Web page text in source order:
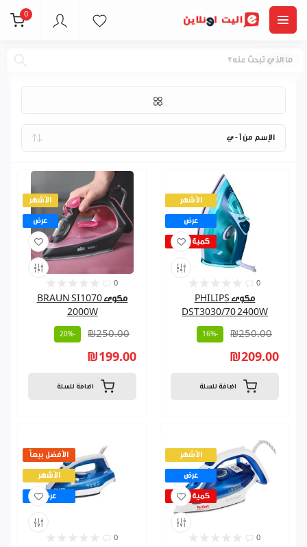
0
مكاوي
الأشهر
عرض
0
مكوى BRAUN SI1070
2000W
₪250.00
-20%
₪199.00
اضافة للسلة
الأشهر
عرض
كمية قليلة
0
مكوى PHILIPS
DST3030/70 2400W
₪250.00
-16%
₪209.00
اضافة للسلة
الأفضل بيعاً
الأشهر
عرض
0
الأشهر
عرض
كمية قليلة
0